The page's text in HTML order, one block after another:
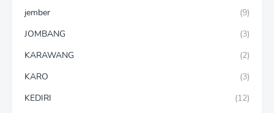
jember
(9)
JOMBANG
(3)
KARAWANG
(2)
KARO
(3)
KEDIRI
(12)